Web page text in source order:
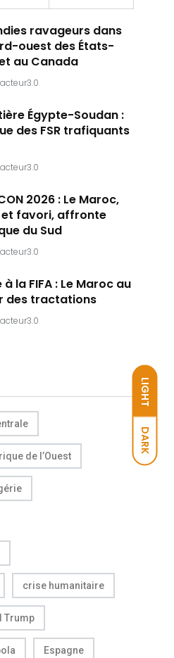
LIGHT
DARK
ravageurs dans
ouest des États-
au Canada
Égypte-Soudan :
des FSR trafiquants
2026 : Le Maroc,
favori, affronte
du Sud
à la FIFA : Le Maroc au
des tractations
de l’Ouest
crise humanitaire
Trump
Espagne